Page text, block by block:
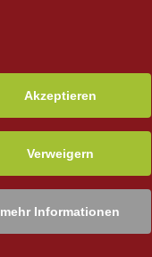
Akzeptieren
Verweigern
mehr Informationen